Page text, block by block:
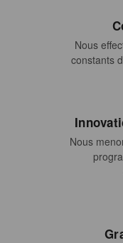
Nous
constants
Nous